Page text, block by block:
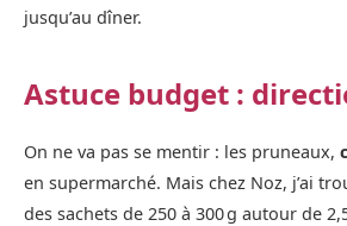
jusqu’au dîner.
Astuce budget :
On ne va pas se mentir : les pruneaux,
en supermarché. Mais chez Noz, j’ai
des sachets de 250 à 300 g autour de